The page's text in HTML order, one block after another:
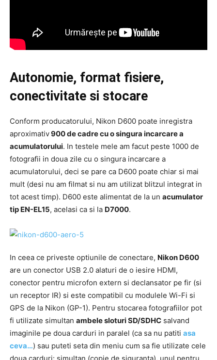
Autonomie, format fisiere,
conectivitate si stocare
Conform producatorului, Nikon D600 poate inregistra
aproximativ900 de cadre cu o singura incarcare a
acumulatorului. In testele mele am facut peste 1000 de
fotografii in doua zile cu o singura incarcare a
acumulatorului, deci se pare ca D600 poate chiar si mai
mult (desi nu am filmat si nu am utilizat blitzul integrat in
tot acest timp). D600 este alimentat de la un acumulator
tip EN-EL15, acelasi ca si la D7000.
In ceea ce priveste optiunile de conectare, Nikon D600
are un conector USB 2.0 alaturi de o iesire HDMI,
conector pentru microfon extern si declansator pe fir (si
un receptor IR) si este compatibil cu modulele Wi-Fi si
GPS de la Nikon (GP-1). Pentru stocarea fotografiilor pot
fi utilizate simultan ambele sloturi SD/SDHC salvand
imaginile pe doua carduri in paralel (ca sa nu patiti asa
ceva…) sau puteti seta din meniu cum sa fie utilizate cele